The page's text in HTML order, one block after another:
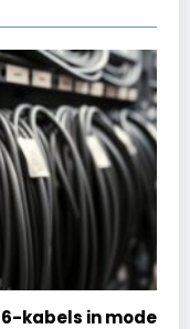
in moderne